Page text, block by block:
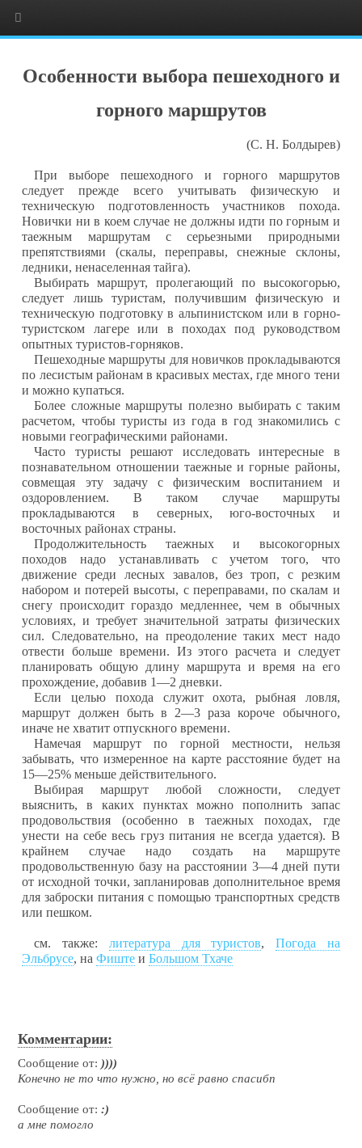
Особенности выбора пешеходного и
горного маршрутов
(С. Н. Болдырев)
При выборе пешеходного и горного маршрутов
следует прежде всего учитывать физическую и
техническую подготовленность участников похода.
Новички ни в коем случае не должны идти по горным и
таежным маршрутам с серьезными природными
препятствиями (скалы, переправы, снежные склоны,
ледники, ненаселенная тайга).
Выбирать маршрут, пролегающий по высокогорью,
следует лишь туристам, получившим физическую и
техническую подготовку в альпинистском или в горно-
туристском лагере или в походах под руководством
опытных туристов-горняков.
Пешеходные маршруты для новичков прокладываются
по лесистым районам в красивых местах, где много тени
и можно купаться.
Более сложные маршруты полезно выбирать с таким
расчетом, чтобы туристы из года в год знакомились с
новыми географическими районами.
Часто туристы решают исследовать интересные в
познавательном отношении таежные и горные районы,
совмещая эту задачу с физическим воспитанием и
оздоровлением. В таком случае маршруты
прокладываются в северных, юго-восточных и
восточных районах страны.
Продолжительность таежных и высокогорных
походов надо устанавливать с учетом того, что
движение среди лесных завалов, без троп, с резким
набором и потерей высоты, с переправами, по скалам и
снегу происходит гораздо медленнее, чем в обычных
условиях, и требует значительной затраты физических
сил. Следовательно, на преодоление таких мест надо
отвести больше времени. Из этого расчета и следует
планировать общую длину маршрута и время на его
прохождение, добавив 1—2 дневки.
Если целью похода служит охота, рыбная ловля,
маршрут должен быть в 2—3 раза короче обычного,
иначе не хватит отпускного времени.
Намечая маршрут по горной местности, нельзя
забывать, что измеренное на карте расстояние будет на
15—25% меньше действительного.
Выбирая маршрут любой сложности, следует
выяснить, в каких пунктах можно пополнить запас
продовольствия (особенно в таежных походах, где
унести на себе весь груз питания не всегда удается). В
крайнем случае надо создать на маршруте
продовольственную базу на расстоянии 3—4 дней пути
от исходной точки, запланировав дополнительное время
для заброски питания с помощью транспортных средств
или пешком.
см. также: литература для туристов, Погода на
Эльбрусе, наФиште иБольшом Тхаче
Комментарии:
Сообщение от: ))))
Конечно не то что нужно, но всё равно спасибп
Сообщение от::)
а мне помогло